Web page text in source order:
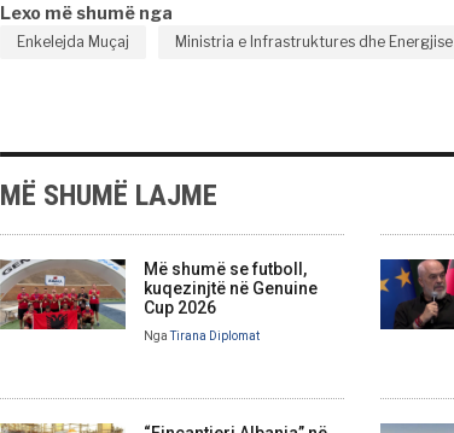
Lexo më shumë nga
Enkelejda Muçaj Ministria e Infrastruktures dhe Energjise
MË SHUMË LAJME
Më shumë se futboll,
kuqezinjtë në Genuine
Cup 2026
NgaTirana Diplomat